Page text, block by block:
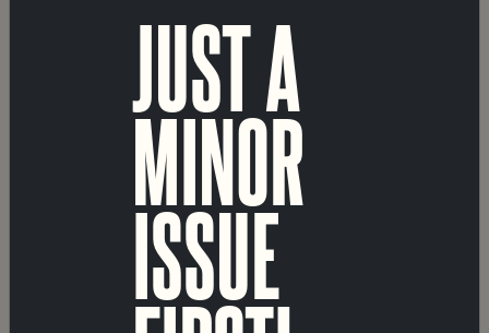
Mínimo de 3 anos de experiência em funções similares,
em operações comerciais, logística ou coordenação da
cadeia de abastecimento.
Experiência nos sectores de FMCG, bebidas ou hotelaria
Fortes competências organizacionais e atenção ao
Domínio de ferramentas de logística, sistemas ERP e
CRM e Excel/Google Sheets.
Fluência em português e inglês.
JUST A
MINOR
ISSUE